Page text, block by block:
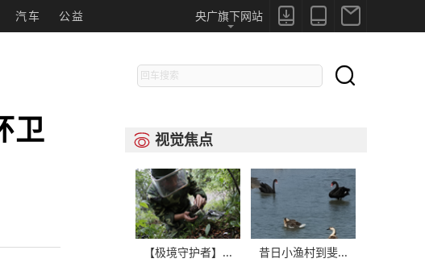
汽车 公益 


央广旗下网站
卫

 视觉焦点
【极境守护者】... 昔日小渔村到斐...